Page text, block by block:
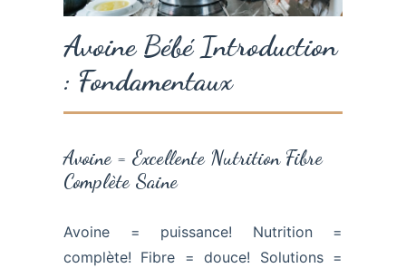
Avoine Bébé Introduction
: Fondamentaux
Avoine = Excellente Nutrition Fibre
Complète Saine
Avoine = puissance! Nutrition =
complète! Fibre = douce! Solutions =